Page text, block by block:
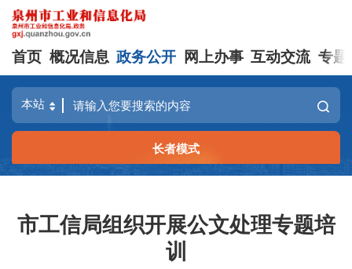
首页 概况信息 政务公开 网上办事 互动交流 专题
长者模式
市工信局组织开展公文处理专题培
训